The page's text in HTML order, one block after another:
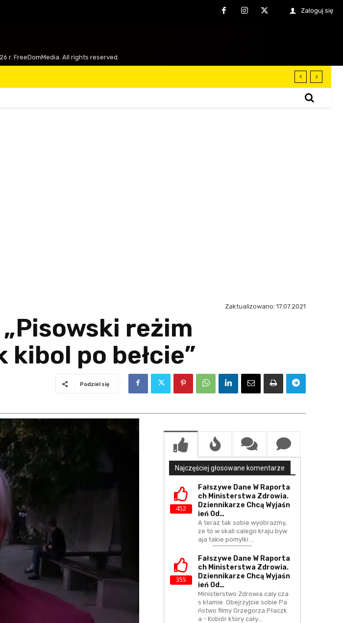
Zaloguj się
r. FreeDomMedia. All rights reserved.
Zaktualizowano: 17.07.2021
reżim
po bełcie”
Podziel się
Najczęściej głosowane komentarze
452
Fałszywe Dane W Raporta
Ch Ministerstwa Zdrowia.
Dziennikarze Chcą Wyjaśn
Ień Od…
A teraz tak sobie wyobrazmy,
ze to w skali calego kraju byw
aja takie pomylki ...
355
Fałszywe Dane W Raporta
Ch Ministerstwa Zdrowia.
Dziennikarze Chcą Wyjaśn
Ień Od…
Ministerstwo Zdrowia caly cza
s kłamie. Obejrzyjcie sobie Pa
ństwo filmy Grzegorza Płaczk
a - Kobiór ktory cały…